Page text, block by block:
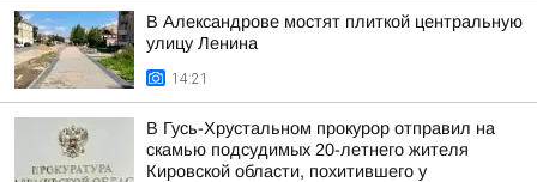
В Александрове мостят плиткой центральную
улицу Ленина
14:21
В Гусь-Хрустальном прокурор отправил на
скамью подсудимых 20-летнего жителя
Кировской области, похитившего у